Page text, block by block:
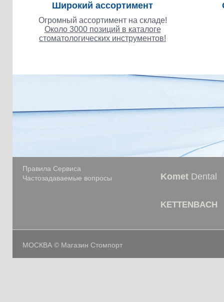
Широкий ассортимент
Огромный ассортимент на складе!
Около 3000 позиций в каталоге
стоматологических инструментов!
Правила Сервиса
Частозадаваемые вопросы
Komet Dental
KETTENBACH
МОСКВА © Магазин Стомпорт